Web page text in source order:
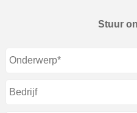
Stuur